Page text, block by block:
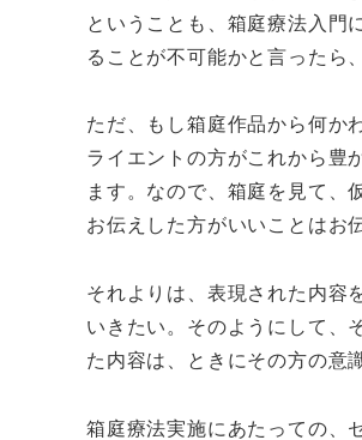
ということも、箱庭療法入門
ることが不可能かと言ったら
ただ、もし箱庭作品から何か
ライエントの方がこれから豊
ます。なので、箱庭を見て、
お伝えした方がいいことはお
それよりは、表現された内容
いきたい。そのようにして、
た内容は、ときにその方の意
箱庭療法実施にあたっての、